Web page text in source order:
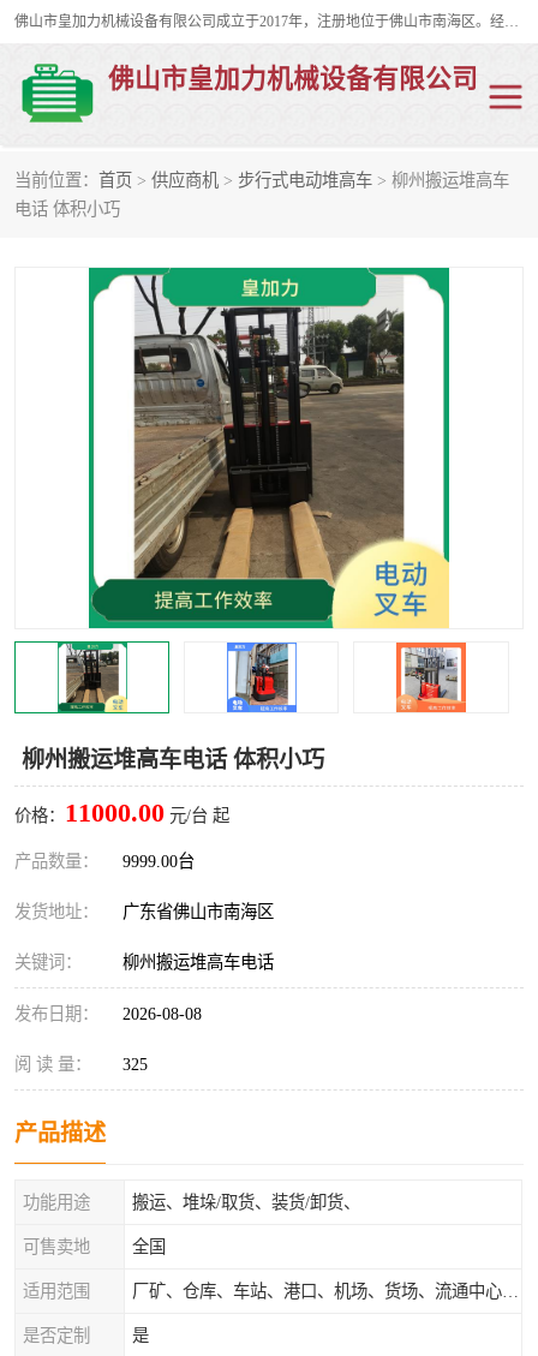
佛山市皇加力机械设备有限公司成立于2017年，注册地位于佛山市南海区。经营范围包括：其他机械设备及电子产品批发、电气设备批发、贸易代理、五金产品批发等；主要产品有：移动式登车桥、叉车装卸货平台、移动式升降机、升降货梯、油桶夹具、电动堆高车。
佛山市皇加力机械设备有限公司
当前位置： 首页 > 供应商机 > 步行式电动堆高车 > 柳州搬运堆高车
电话 体积小巧
柳州搬运堆高车电话 体积小巧
价格： 11000.00 元/台 起
产品数量： 9999.00台
发货地址： 广东省佛山市南海区
关键词： 柳州搬运堆高车电话
发布日期： 2026-08-08
阅 读 量： 325
产品描述
功能用途 搬运、堆垛/取货、装货/卸货、
可售卖地 全国
适用范围
是否定制 是
移动式登车桥
步行式电动堆高车 移动登车台
叉车装卸货平台 电动搬运车
移动式升降平台 升降货梯
集装箱装柜平台 油桶夹具